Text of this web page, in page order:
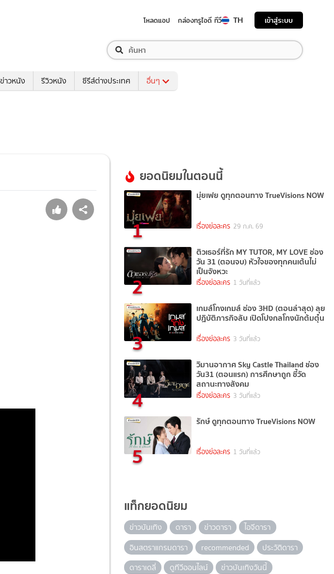
โหลดแอป กล่องทรูไอดี ทีวี TH เข้าสู่ระบบ
ข่าวหนัง รีวิวหนัง ซีรีส์ต่างประเทศ อื่นๆ
ยอดนิยมในตอนนี้
1
มุ่ยเฟย ดูทุกตอนทาง TrueVisions NOW
เรื่องย่อละคร 29 ก.ค. 69
2
ติวเธอร์ที่รัก MY TUTOR, MY LOVE ช่อง
วัน 31 (ตอนจบ) หัวใจของทุกคนเต้นไม่
เป็นจังหวะ
เรื่องย่อละคร 1 วันที่แล้ว
3
เกมส์โกงเกมส์ ช่อง 3HD (ตอนล่าสุด) ลุย
ปฏิบัติภารกิจลับ เปิดโปงกลโกงนักต้มตุ๋น
เรื่องย่อละคร 3 วันที่แล้ว
4
วิมานอากาศ Sky Castle Thailand ช่อง
วัน31 (ตอนแรก) การศึกษาถูก ชี้วัด
สถานะทางสังคม
เรื่องย่อละคร 3 วันที่แล้ว
5
รักษ์ ดูทุกตอนทาง TrueVisions NOW
เรื่องย่อละคร 1 วันที่แล้ว
แท็กยอดนิยม
ข่าวบันเทิง ดารา ข่าวดารา
ไอจีดารา
อินสตราแกรมดารา
recommended
ประวัติดารา
ดาราเดลี่
ดูทีวีออนไลน์ ข่าวบันเทิงวันนี้